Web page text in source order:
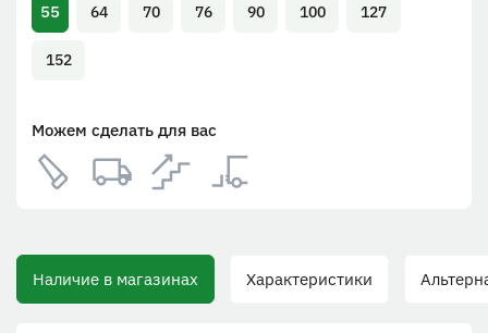
55 64 70 76 90 100 127
152
Можем сделать для вас
в магазинах Характеристики